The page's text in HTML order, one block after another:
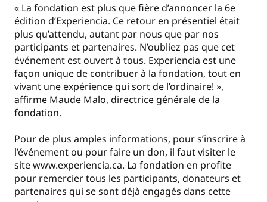
« La fondation est plus que fière d’annoncer la 6e
édition d’Experiencia. Ce retour en présentiel était
plus qu’attendu, autant par nous que par nos
participants et partenaires. N’oubliez pas que cet
événement est ouvert à tous. Experiencia est une
façon unique de contribuer à la fondation, tout en
vivant une expérience qui sort de l’ordinaire! »,
affirme Maude Malo, directrice générale de la
fondation.
Pour de plus amples informations, pour s’inscrire à
l’événement ou pour faire un don, il faut visiter le
site www.experiencia.ca. La fondation en profite
pour remercier tous les participants, donateurs et
partenaires qui se sont déjà engagés dans cette